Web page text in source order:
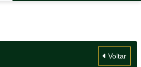
Voltar